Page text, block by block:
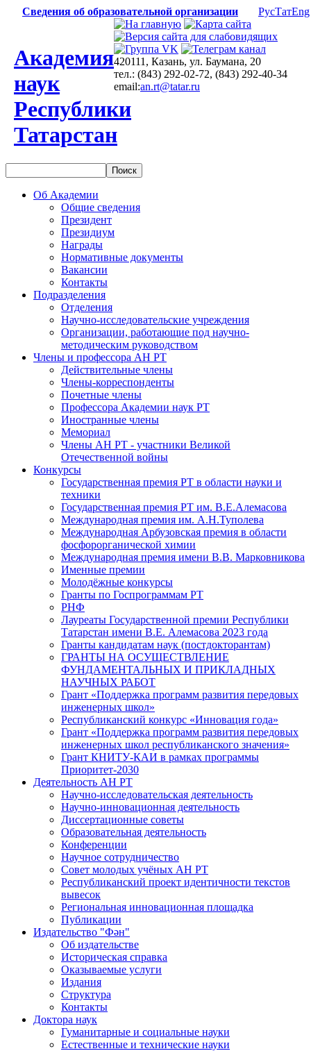
Сведения об образовательной организации РусТатEng
Академия
наук
Республики
Татарстан
420111, Казань, ул. Баумана, 20
тел.: (843) 292-02-72, (843) 292-40-34
email:an.rt@tatar.ru
Об Академии
Общие сведения
Президент
Президиум
Награды
Нормативные документы
Вакансии
Контакты
Подразделения
Отделения
Научно-исследовательские учреждения
Организации, работающие под научно-
методическим руководством
Члены и профессора АН РТ
Действительные члены
Члены-корреспонденты
Почетные члены
Профессора Академии наук РТ
Иностранные члены
Мемориал
Члены АН РТ - участники Великой
Отечественной войны
Конкурсы
Государственная премия РТ в области науки и
техники
Государственная премия РТ им. В.Е.Алемасова
Международная премия им. А.Н.Туполева
Международная Арбузовская премия в области
фосфорорганической химии
Международная премия имени В.В. Марковникова
Именные премии
Молодёжные конкурсы
Гранты по Госпрограммам РТ
РНФ
Лауреаты Государственной премии Республики
Татарстан имени В.Е. Алемасова 2023 года
Гранты кандидатам наук (постдокторантам)
ГРАНТЫ НА ОСУЩЕСТВЛЕНИЕ
ФУНДАМЕНТАЛЬНЫХ И ПРИКЛАДНЫХ
НАУЧНЫХ РАБОТ
Грант «Поддержка программ развития передовых
инженерных школ»
Республиканский конкурс «Инновация года»
Грант «Поддержка программ развития передовых
инженерных школ республиканского значения»
Грант КНИТУ-КАИ в рамках программы
Приоритет-2030
Деятельность АН РТ
Научно-исследовательская деятельность
Научно-инновационная деятельность
Диссертационные советы
Образовательная деятельность
Конференции
Научное сотрудничество
Совет молодых учёных АН РТ
Республиканский проект идентичности текстов
вывесок
Региональная инновационная площадка
Публикации
Издательство "Фән"
Об издательстве
Историческая справка
Оказываемые услуги
Издания
Структура
Контакты
Доктора наук
Гуманитарные и социальные науки
Естественные и технические науки